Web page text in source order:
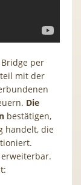
per
mit der
Die
bestätigen,
handelt, die